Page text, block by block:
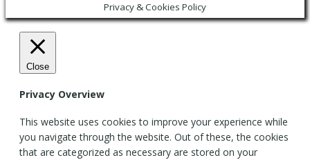
Privacy & Cookies Policy
Close
Privacy Overview
This website uses cookies to improve your experience while
you navigate through the website. Out of these, the cookies
that are categorized as necessary are stored on your